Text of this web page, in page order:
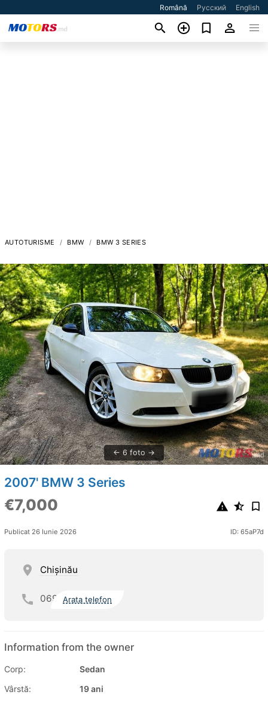
Română Русский English
AUTOTURISME BMW BMW 3 SERIES
6 foto
2007' BMW 3 Series
€7,000
Publicat 26 Iunie 2026 ID: 65aP7d
Chişinău
069 Arata telefon
Information from the owner
Corp:
Sedan
Vârstă:
19 ani